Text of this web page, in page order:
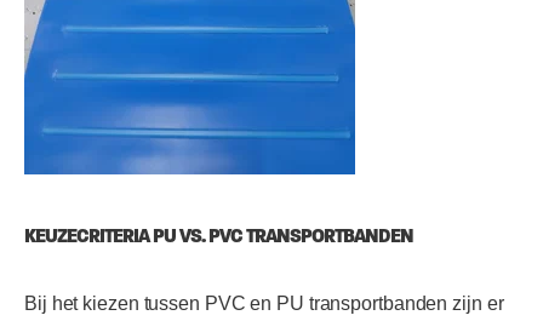
KEUZECRITERIA PU VS. PVC TRANSPORTBANDEN
Bij het kiezen tussen PVC en PU transportbanden zijn er